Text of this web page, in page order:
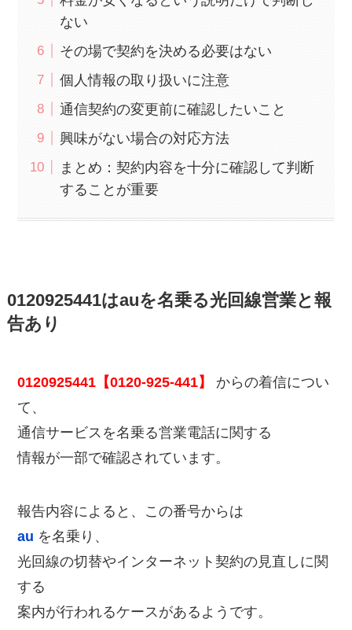
ない
その場で契約を決める必要はない
個人情報の取り扱いに注意
通信契約の変更前に確認したいこと
興味がない場合の対応方法
まとめ：契約内容を十分に確認して判断
することが重要
0120925441はauを名乗る光回線営業と報
告あり
0120925441【0120-925-441】
からの着信につい
て、
通信サービスを名乗る営業電話に関する
情報が一部で確認されています。
報告内容によると、この番号からは
au を名乗り、
光回線の切替やインターネット契約の見直しに関
する
案内が行われるケースがあるようです。